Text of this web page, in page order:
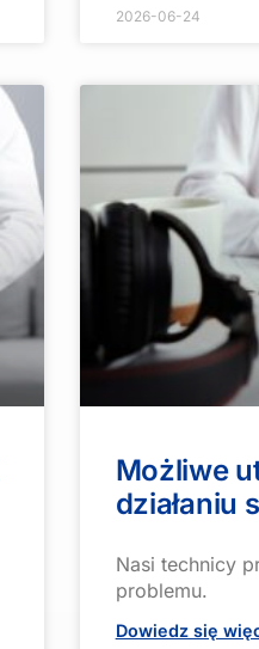
2026-06-24
Możliwe
działaniu
Nasi technicy
problemu.
Dowiedz się